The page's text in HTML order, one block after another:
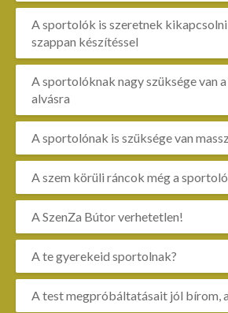
A sportolók is szeretnek kikapcsolni
szappan készítéssel
A sportolóknak nagy szüksége van
alvásra
A sportolónak is szüksége van
A szem körüli ráncok még a
A SzenZa Bútor verhetetlen!
A te gyerekeid sportolnak?
A test megpróbáltatásait jól bírom,